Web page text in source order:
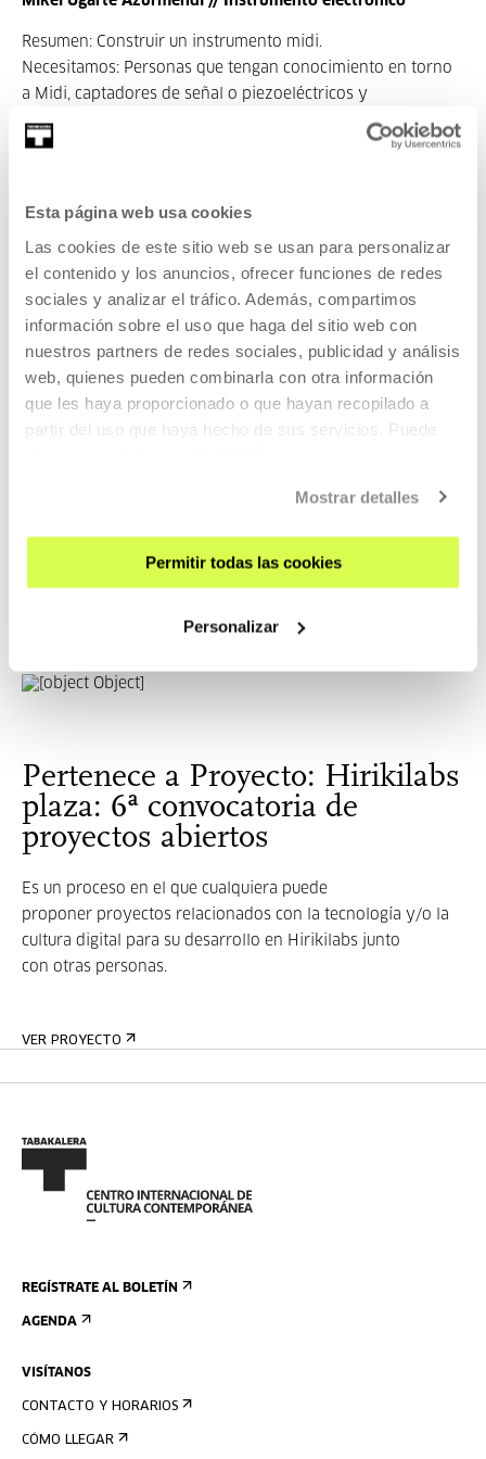
Esta página web usa cookies
Las cookies de este sitio web se usan para personalizar
el contenido y los anuncios, ofrecer funciones de redes
sociales y analizar el tráfico. Además, compartimos
información sobre el uso que haga del sitio web con
nuestros partners de redes sociales, publicidad y análisis
web, quienes pueden combinarla con otra información
que les haya proporcionado o que hayan recopilado a
partir del uso que haya hecho de sus servicios. Puede
Mostrar detalles
Permitir todas las cookies
Personalizar
Resumen: Construir un instrumento midi.
Necesitamos: Personas que tengan conocimiento en torno
a Midi, captadores de señal o piezoeléctricos y
programación,
Carlos Pérez Miguel // Digitalizar una cámara reflex bifocal
parte trasera de la cámara que sustituya a la película y que
se encargue de registrar la foto y almacenarla en algún
medio de almacenamiento
Necesitamos: Conocimientos en diseño 3D, electrónica,
óptica
Eduardo Gutierrez Uranga // Modificación Skypointer
Resumen: Diseño y fabricación de un localizador de objetos
celestes llamado "SKYPOINTER" que se encuentra en
FORMING
Resumen: Maquina para termoconformar al vacío
Pertenece a Hirikilabs plaza: 6ª convocatoria de proyectos
Pertenece a Proyecto: Hirikilabs
plaza: 6ª convocatoria de
proyectos abiertos
Es un proceso en el que cualquiera puede
proponer proyectos relacionados con la tecnología y/o la
cultura digital para su desarrollo en Hirikilabs junto
con otras personas.
VER PROYECTO
REGÍSTRATE AL BOLETÍN
AGENDA
VISÍTANOS
CONTACTO Y HORARIOS
CÓMO LLEGAR